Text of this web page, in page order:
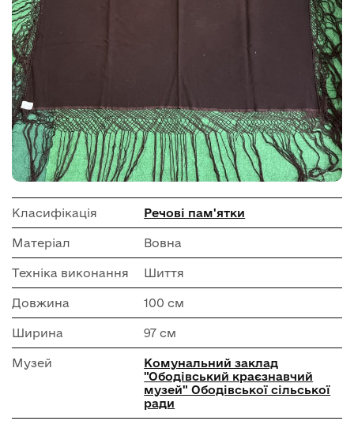
Класифікація Речові пам'ятки
Матеріал Вовна
Техніка виконання Шиття
Довжина 100 см
Ширина 97 см
Музей
Комунальний заклад
"Ободівський краєзнавчий
музей" Ободівської сільської
ради